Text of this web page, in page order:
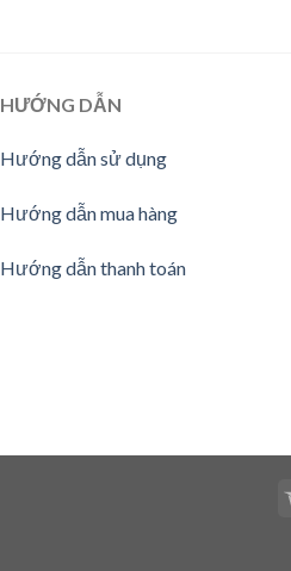
HƯỚNG DẪN
Hướng dẫn sử dụng
Hướng dẫn mua hàng
Hướng dẫn thanh toán